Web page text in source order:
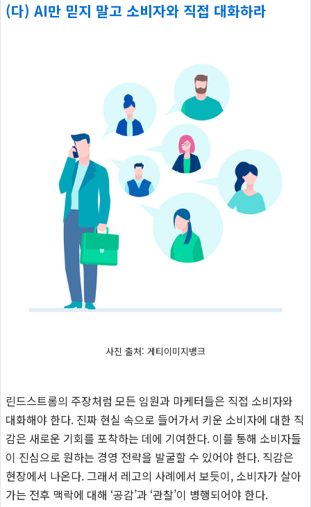
(다) AI만 믿지 말고 소비자와 직접 대화하라
사진 출처: 게티이미지뱅크
린드스트롬의 주장처럼 모든 임원과 마케터들은 직접 소비자와
대화해야 한다. 진짜 현실 속으로 들어가서 키운 소비자에 대한 직
감은 새로운 기회를 포착하는 데에 기여한다. 이를 통해 소비자들
이 진심으로 원하는 경영 전략을 발굴할 수 있어야 한다. 직감은
현장에서 나온다. 그래서 레고의 사례에서 보듯이, 소비자가 살아
가는 전후 맥락에 대해 ‘공감’과 ‘관찰’이 병행되어야 한다.